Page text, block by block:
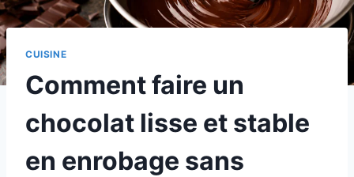
CUISINE
Comment faire un
chocolat lisse et stable
en enrobage sans